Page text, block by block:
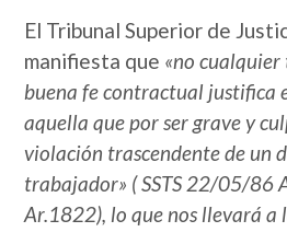
El Tribunal Superior de
manifiesta que «no cualquier
buena fe contractual justifica
aquella que por ser grave y
violación trascendente de un
trabajador» ( SSTS 22/05/
Ar.1822), lo que nos llevará a